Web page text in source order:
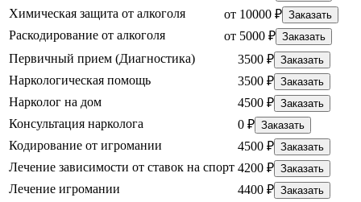
Химическая защита от алкоголя от 10000 ₽ Заказать
Раскодирование от алкоголя от 5000 ₽ Заказать
Первичный прием (Диагностика) 3500 ₽ Заказать
Наркологическая помощь 3500 ₽ Заказать
Нарколог на дом 4500 ₽ Заказать
Консультация нарколога 0 ₽ Заказать
Кодирование от игромании 4500 ₽ Заказать
Лечение зависимости от ставок на спорт 4200 ₽ Заказать
Лечение игромании 4400 ₽ Заказать